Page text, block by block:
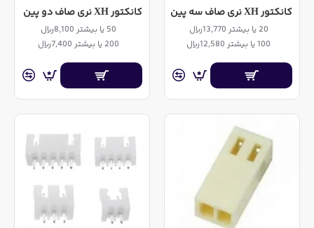
کانکتور XH نری صاف سه پین
20 یا بیشتر 13,770ریال
100 یا بیشتر 12,580ریال
کانکتور XH نری صاف دو پین
50 یا بیشتر 8,100ریال
200 یا بیشتر 7,400ریال